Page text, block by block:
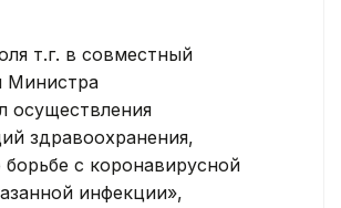
т.г. в совместный
Министра
осуществления
здравоохранения,
с коронавирусной
инфекции»,